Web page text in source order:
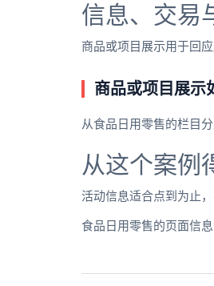
信息、交易
商品或项目展示用于回
商品或项目展示
从食品日用零售的栏目
从这个案例
活动信息适合点到为止
食品日用零售的页面信